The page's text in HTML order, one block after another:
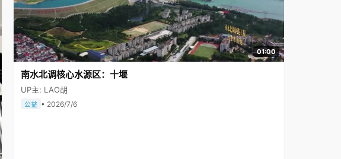
01:00
南水北调核心水源区：十堰
UP主: LAO胡
公益 • 2026/7/6